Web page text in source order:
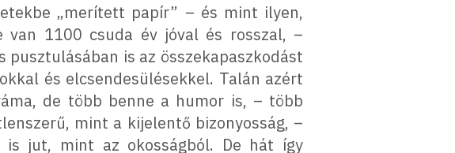
„merített papír” – és mint ilyen,
1100 csuda év jóval és rosszal, –
is az összekapaszkodást
és elcsendesülésekkel. Talán azért
de több benne a humor is, – több
mint a kijelentő bizonyosság, –
jut, mint az okosságból. De hát így